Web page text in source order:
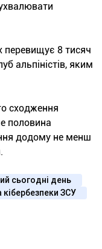
перевищує 8 тисяч
альпіністів, яким
сходження
половина
додому не менш
сьогодні день
кібербезпеки ЗСУ